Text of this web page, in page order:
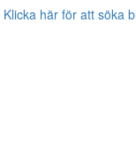
Klicka här för att söka